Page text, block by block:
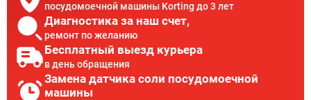
посудомоечной машины Korting до 3 лет
Диагностика за наш счет,
ремонт по желанию
Бесплатный выезд курьера
в день обращения
Замена датчика соли посудомоечной
машины